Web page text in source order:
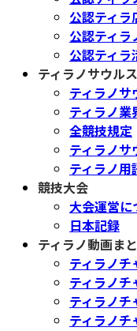
公認ティラ
公認ティラ
公認ティラ
ティラノサウル
ティラノサ
ティラノ業
全競技規定
ティラノサ
ティラノ用
競技大会
大会運営に
日本記録
ティラノ動画ま
ティラノチ
ティラノチ
ティラノチ
ティラノチ